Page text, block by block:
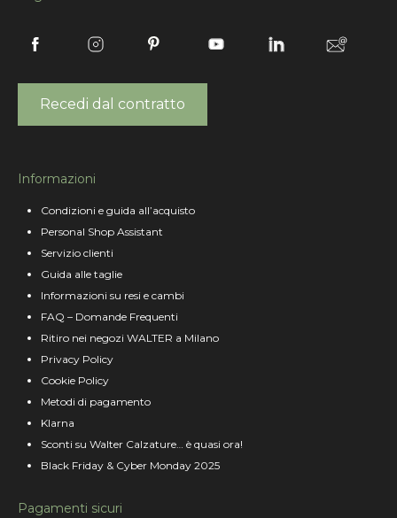
Recedi dal contratto
Informazioni
Condizioni e guida all’acquisto
Personal Shop Assistant
Servizio clienti
Guida alle taglie
Informazioni su resi e cambi
FAQ – Domande Frequenti
Ritiro nei negozi WALTER a Milano
Privacy Policy
Cookie Policy
Metodi di pagamento
Klarna
Sconti su Walter Calzature… è quasi ora!
Black Friday & Cyber Monday 2025
Pagamenti sicuri